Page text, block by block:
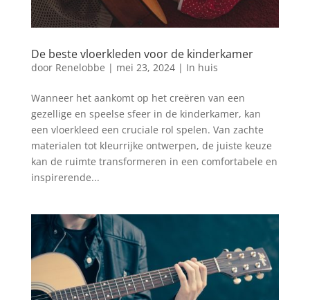
De beste vloerkleden voor de kinderkamer
door Renelobbe | mei 23, 2024| In huis
Wanneer het aankomt op het creëren van een
gezellige en speelse sfeer in de kinderkamer, kan
een vloerkleed een cruciale rol spelen. Van zachte
materialen tot kleurrijke ontwerpen, de juiste keuze
kan de ruimte transformeren in een comfortabele en
inspirerende...